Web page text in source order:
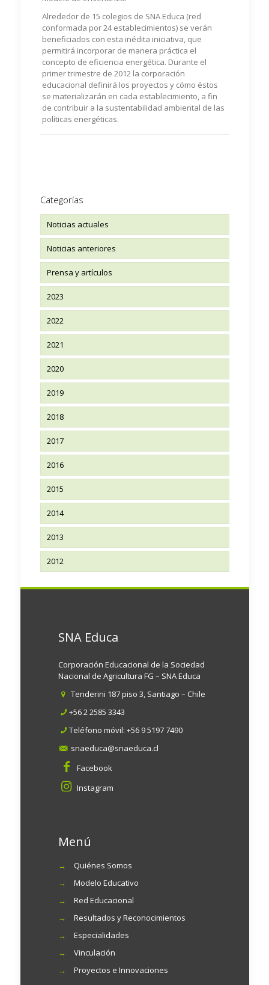
Alrededor de 15 colegios de SNA Educa (red
conformada por 24 establecimientos) se verán
beneficiados con esta inédita iniciativa, que
permitirá incorporar de manera práctica el
concepto de eficiencia energética. Durante el
primer trimestre de 2012 la corporación
educacional definirá los proyectos y cómo éstos
se materializarán en cada establecimiento, a fin
de contribuir a la sustentabilidad ambiental de las
políticas energéticas.
Categorías
Noticias actuales
Noticias anteriores
Prensa y artículos
2023
2022
2021
2020
2019
2018
2017
2016
2015
2014
2013
2012
SNA Educa
Corporación Educacional de la Sociedad
Nacional de Agricultura FG – SNA Educa
Tenderini 187 piso 3, Santiago – Chile
+56 2 2585 3343
Teléfono móvil: +56 9 5197 7490
snaeduca@snaeduca.cl
Facebook
Instagram
Menú
→
Quiénes Somos
→
Modelo Educativo
→
Red Educacional
→
Resultados y Reconocimientos
→
Especialidades
→
Vinculación
→
Proyectos e Innovaciones